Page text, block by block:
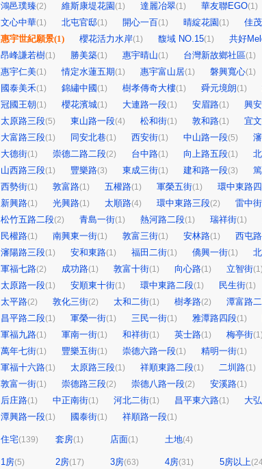
鴻邑璞臻(2) 維斯康堤花園 (1) 達麗冶翠(1) 華友聯EGO(1)
文心中華(1) 北屯官邸(1) 開心一百(1) 晴綻花園 (1) 佳
惠宇世紀願景(1) 櫻花活力水岸(1) 馥域 NO.15(1) 共好
昂峰謙若樹(1) 勝美築(1) 惠宇晴山(1) 台灣新故鄉社區(1)
惠宇仁美(1) 情定水蓮五期(1) 惠宇富山居(1) 磐興寬心(1)
國泰美禾(1) 錦繡中國 (1) 樹孝傳奇大樓(1) 舜元境朗(1)
冠國王朝(1) 櫻花濱城(1) 大連路一段(1) 安眉路(1) 興
太原路三段(5) 東山路一段(4) 松和街(1) 敦和路(1) 宜
大富路三段(1) 同安北巷(1) 西安街(1) 中山路一段(5)
大德街(1) 崇德二路二段(2) 台中路(1) 向上路五段(1)
山西路三段(1) 豐樂路(3) 東成三街(1) 建和路一段(3)
西勢街(1) 敦富路(1) 五權路(1) 軍榮五街(1) 環中東路
新興路(1) 光興路(1) 太順路(4) 環中東路三段(2) 雷中街
松竹五路二段(2) 青島一街(1) 熱河路二段(1) 瑞祥街(1)
民權路(1) 南興東一街(1) 敦富三街(1) 安林路(1) 西屯
瀋陽路三段(1) 安和東路(1) 福田二街(1) 僑興一街(1)
軍福七路(2) 成功路(1) 敦富十街(1) 向心路(1) 立智街(1)
太原路一段(1) 安順東十街(1) 環中東路二段(1) 民生街(1)
太平路(2) 敦化三街(2) 太和二街(1) 樹孝路(2) 潭富路
昌平路二段(1) 軍榮一街(1) 三民一街(1) 雅潭路四段(1)
軍福九路(1) 軍南一街(1) 和祥街(1) 英士路(1) 梅亭街(1)
萬年七街(1) 豐樂五街(1) 崇德六路一段(1) 精明一街(1)
軍福十六路(1) 太原路三段(1) 祥順東路二段(1) 二圳路(1)
敦富一街(1) 崇德路三段(2) 崇德八路一段(2) 安溪路(1)
后庄路(1) 中正南街(1) 河北二街(1) 昌平東六路(1) 大
潭興路一段(1) 國泰街(1) 祥順路一段(1)
住宅(139) 套房(1) 店面(1) 土地(4)
1房(5) 2房(17) 3房(63) 4房(31) 5房以上